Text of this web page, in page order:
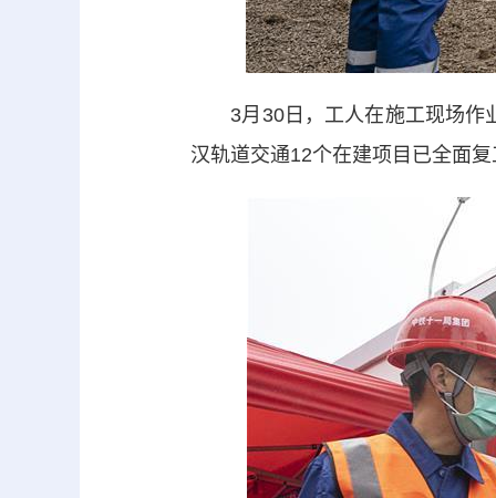
3月30日，工人在施工现场作业
汉轨道交通12个在建项目已全面